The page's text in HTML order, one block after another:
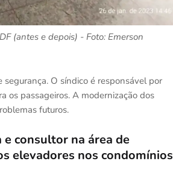
(antes e depois) - Foto: Emerson
O síndico é responsável por
os passageiros. A modernização dos
futuros.
e consultor na área de
elevadores nos condomínios